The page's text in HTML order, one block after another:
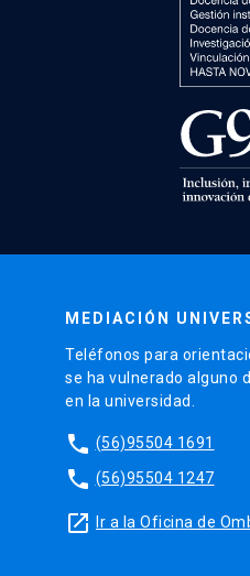
MEDIACIÓN
Teléfonos para
se ha vulnerado alguno
en la universidad.
phone (56)95504 1691
phone (56)95504 1247
launch Ir a la Oficina de